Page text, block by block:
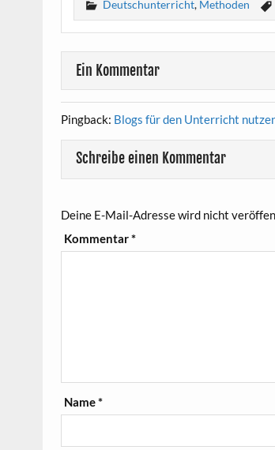
Deutschunterricht, Methoden
Ein Kommentar
Pingback: Blogs für den Unterricht
Schreibe einen Kommentar
Deine E-Mail-Adresse wird nicht
Kommentar*
Name*